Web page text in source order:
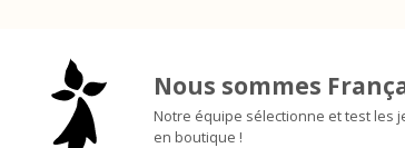
Nous sommes
Notre équipe sélectionne et test les
en boutique !